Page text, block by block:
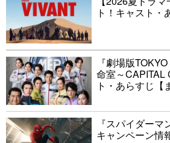
ト！キャスト・
『劇場版
命室～CAPITAL
ト・あらすじ【
『スパイダーマ
キャンペーン情